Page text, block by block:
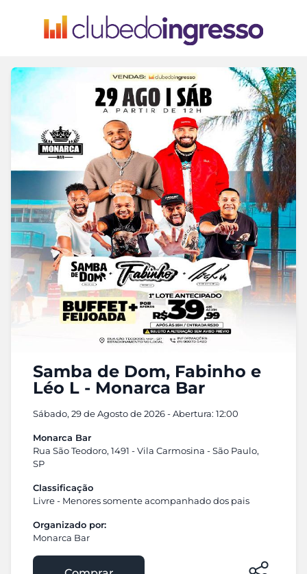
Samba de Dom, Fabinho e
Léo L - Monarca Bar
Sábado, 29 de Agosto de 2026 - Abertura: 12:00
Monarca Bar
Rua São Teodoro, 1491 - Vila Carmosina - São Paulo,
SP
Classificação
Livre - Menores somente acompanhado dos pais
Organizado por:
Monarca Bar